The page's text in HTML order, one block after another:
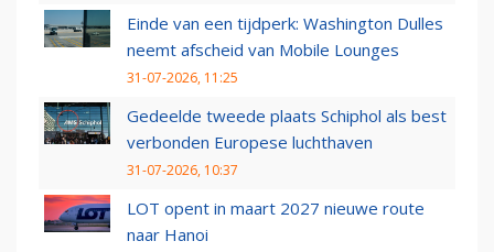
Einde van een tijdperk: Washington Dulles
neemt afscheid van Mobile Lounges
31-07-2026, 11:25
Gedeelde tweede plaats Schiphol als best
verbonden Europese luchthaven
31-07-2026, 10:37
LOT opent in maart 2027 nieuwe route
naar Hanoi